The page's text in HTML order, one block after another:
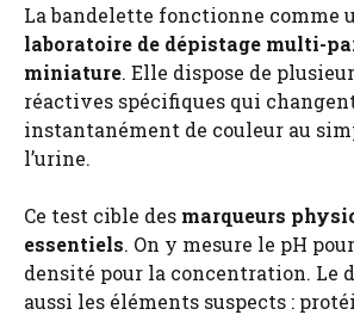
La bandelette fonctionne comme
laboratoire de dépistage multi-
miniature. Elle dispose de
réactives spécifiques qui
instantanément de couleur au
l’urine.
Ce test cible des marqueurs
essentiels. On y mesure le pH
densité pour la concentration. Le
aussi les éléments suspects :